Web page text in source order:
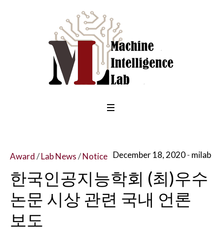
December 18, 2020 milab
Award/Lab News/Notice
한국인공지능학회 (최)우수
논문 시상 관련 국내 언론
보도